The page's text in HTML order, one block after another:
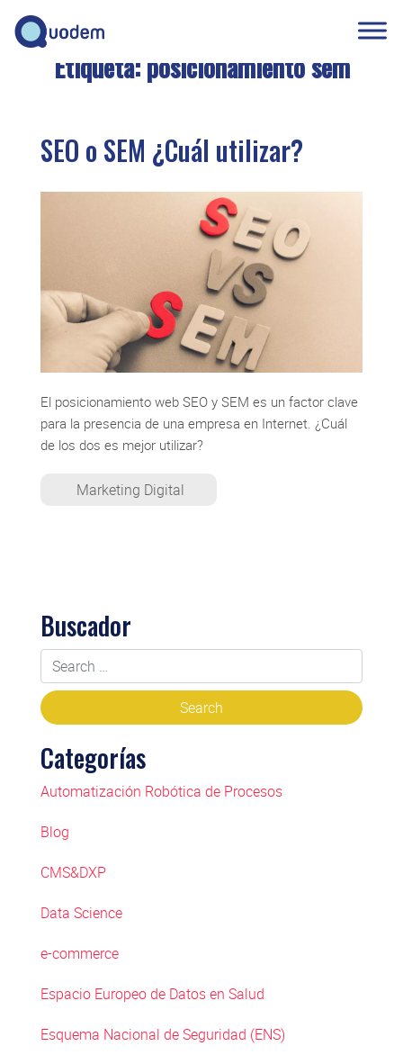
Etiqueta:posicionamiento sem
SEO o SEM ¿Cuál utilizar?
El posicionamiento web SEO y SEM es un factor clave
para la presencia de una empresa en Internet. ¿Cuál
de los dos es mejor utilizar?
Marketing Digital
Buscador
Categorías
Automatización Robótica de Procesos
Blog
CMS&DXP
Data Science
e-commerce
Espacio Europeo de Datos en Salud
Esquema Nacional de Seguridad (ENS)